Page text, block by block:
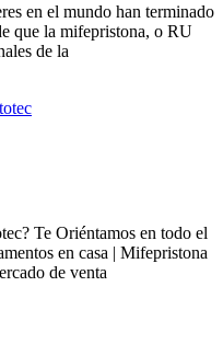
en el mundo han terminado
que la mifepristona, o RU
de la
Te Oriéntamos en todo el
en casa | Mifepristona
de venta